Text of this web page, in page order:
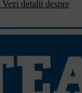
Vezi detalii despre